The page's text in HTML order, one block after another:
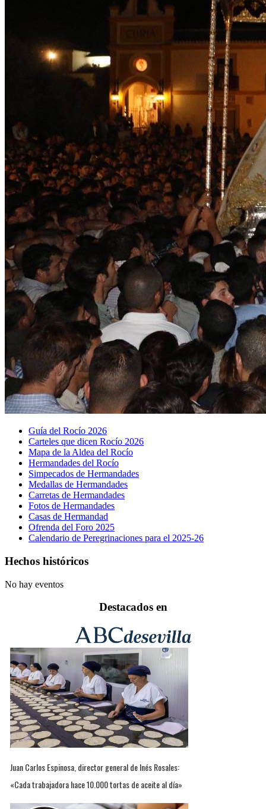
Guía del Rocío 2026
Carteles que dicen Rocío 2026
Mapa de la Aldea del Rocío
Hermandades del Rocío
Simpecados de Hermandades
Medallas de Hermandades
Carretas de Hermandades
Fotos de Hermandades
Casas de Hermandad
Ofrenda del Foro 2025
Calendario de Peregrinaciones para el 2025-26
Hechos históricos
No hay eventos
Destacados en
Juan Carlos Espinosa, director general de Inés Rosales:
«Cada trabajadora hace 10.000 tortas de aceite al día»